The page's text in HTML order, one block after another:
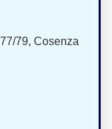
79, Cosenza